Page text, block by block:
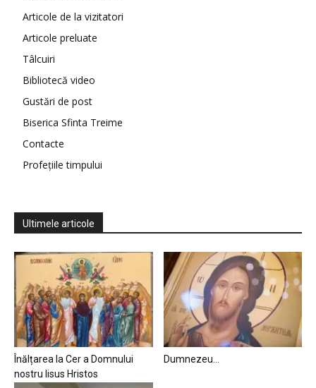
Articole de la vizitatori
Articole preluate
Tâlcuiri
Bibliotecă video
Gustări de post
Biserica Sfinta Treime
Contacte
Profețiile timpului
Ultimele articole
Înălțarea la Cer a Domnului
nostru Iisus Hristos
Dumnezeu…